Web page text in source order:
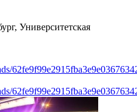
Университетская